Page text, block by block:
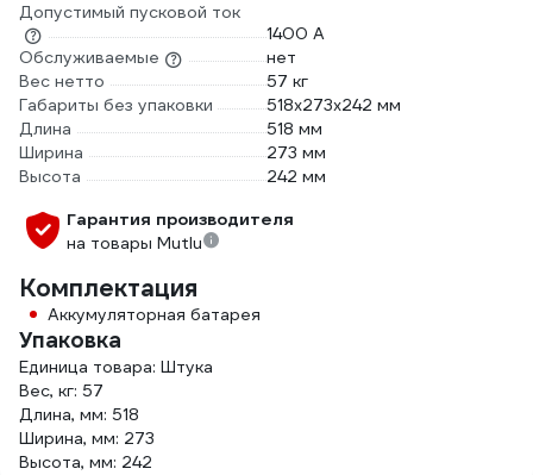
Допустимый пусковой ток
1400 А
Обслуживаемые
нет
Вес нетто
57 кг
Габариты без упаковки
518х273х242 мм
Длина
518 мм
Ширина
273 мм
Высота
242 мм
Гарантия производителя
на товары Mutlu
Комплектация
Аккумуляторная батарея
Упаковка
Единица товара: Штука
Вес, кг: 57
Длина, мм: 518
Ширина, мм: 273
Высота, мм: 242